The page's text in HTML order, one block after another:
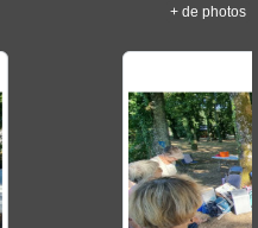
+ de photos